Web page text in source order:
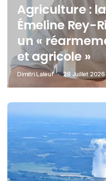
Agriculture :
Émeline Rey-
un «
et agricole »
Dimitri Laleuf 28 Juillet 2026